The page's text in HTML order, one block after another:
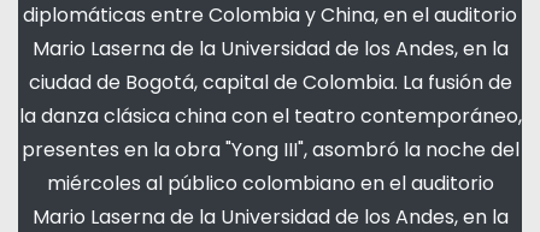
diplomáticas entre Colombia y China, en el auditorio
Mario Laserna de la Universidad de los Andes, en la
ciudad de Bogotá, capital de Colombia. La fusión de
la danza clásica china con el teatro contemporáneo,
presentes en la obra "Yong III", asombró la noche del
miércoles al público colombiano en el auditorio
Mario Laserna de la Universidad de los Andes, en la